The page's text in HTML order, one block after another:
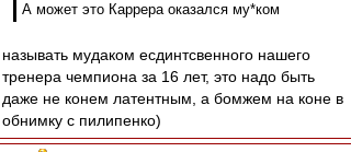
А может это Каррера оказался му*ком
называть мудаком есдинтсвенного нашего
тренера чемпиона за 16 лет, это надо быть
даже не конем латентным, а бомжем на коне в
обнимку с пилипенко)